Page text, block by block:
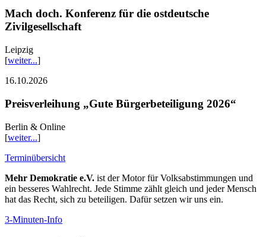
Mach doch. Konferenz für die ostdeutsche
Zivilgesellschaft
Leipzig
[weiter...]
16.10.2026
Preisverleihung „Gute Bürgerbeteiligung 2026“
Berlin & Online
[weiter...]
Terminübersicht
Mehr Demokratie e.V. ist der Motor für Volksabstimmungen und
ein besseres Wahlrecht. Jede Stimme zählt gleich und jeder Mensch
hat das Recht, sich zu beteiligen. Dafür setzen wir uns ein.
3-Minuten-Info